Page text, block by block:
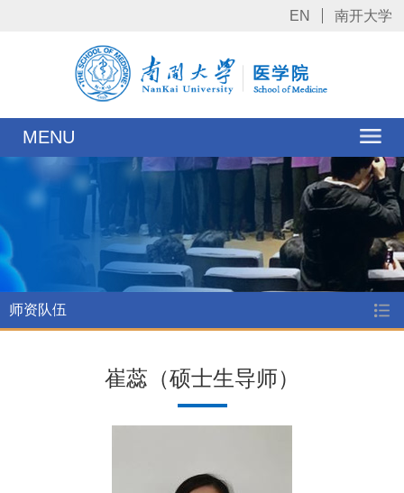
EN 南开大学
MENU
师资队伍
崔蕊（硕士生导师）